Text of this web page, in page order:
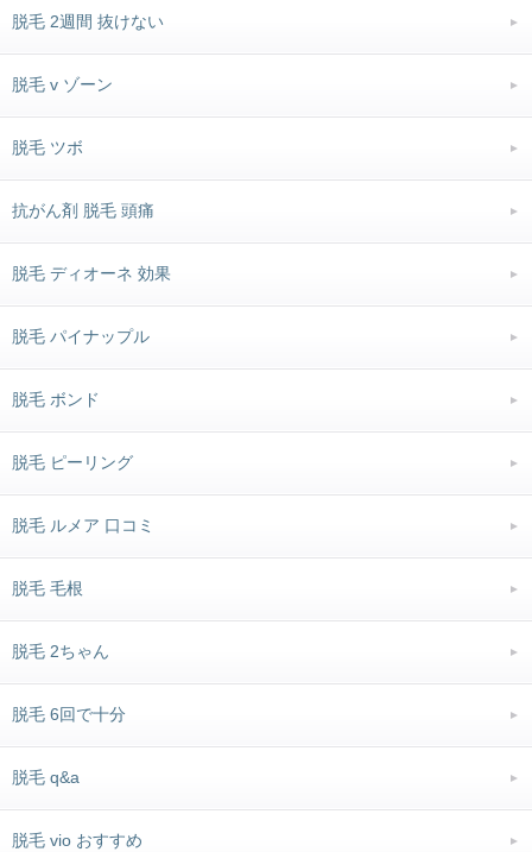
脱毛 2週間 抜けない
脱毛 v ゾーン
脱毛 ツボ
抗がん剤 脱毛 頭痛
脱毛 ディオーネ 効果
脱毛 パイナップル
脱毛 ボンド
脱毛 ピーリング
脱毛 ルメア 口コミ
脱毛 毛根
脱毛 2ちゃん
脱毛 6回で十分
脱毛 q&a
脱毛 vio おすすめ